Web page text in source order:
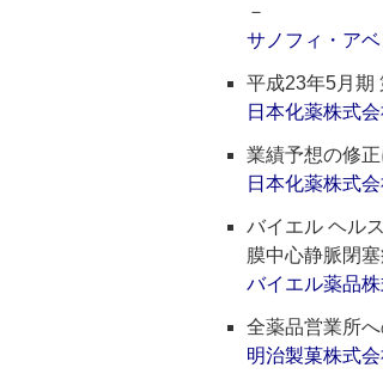
－
サノフィ・ア
平成23年5月期
日本化薬株式
業績予想の修
日本化薬株式
バイエル ヘル
膜中心静脈閉
バイエル薬品
全薬品営業所
明治製菓株式